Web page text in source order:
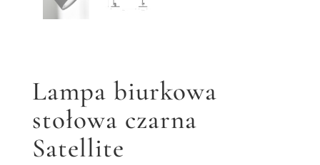
Lampa biurkowa
stołowa czarna
Satellite